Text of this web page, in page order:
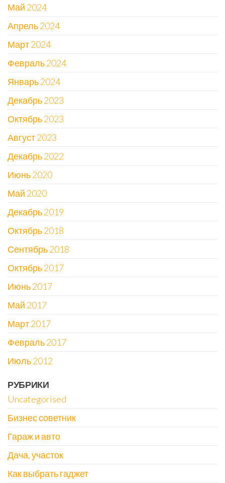
Май 2024
Апрель 2024
Март 2024
Февраль 2024
Январь 2024
Декабрь 2023
Октябрь 2023
Август 2023
Декабрь 2022
Июнь 2020
Май 2020
Декабрь 2019
Октябрь 2018
Сентябрь 2018
Октябрь 2017
Июнь 2017
Май 2017
Март 2017
Февраль 2017
Июль 2012
РУБРИКИ
Uncategorised
Бизнес советник
Гараж и авто
Дача, участок
Как выбрать гаджет